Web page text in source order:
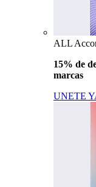
ALL
15% de
marcas
UNETE